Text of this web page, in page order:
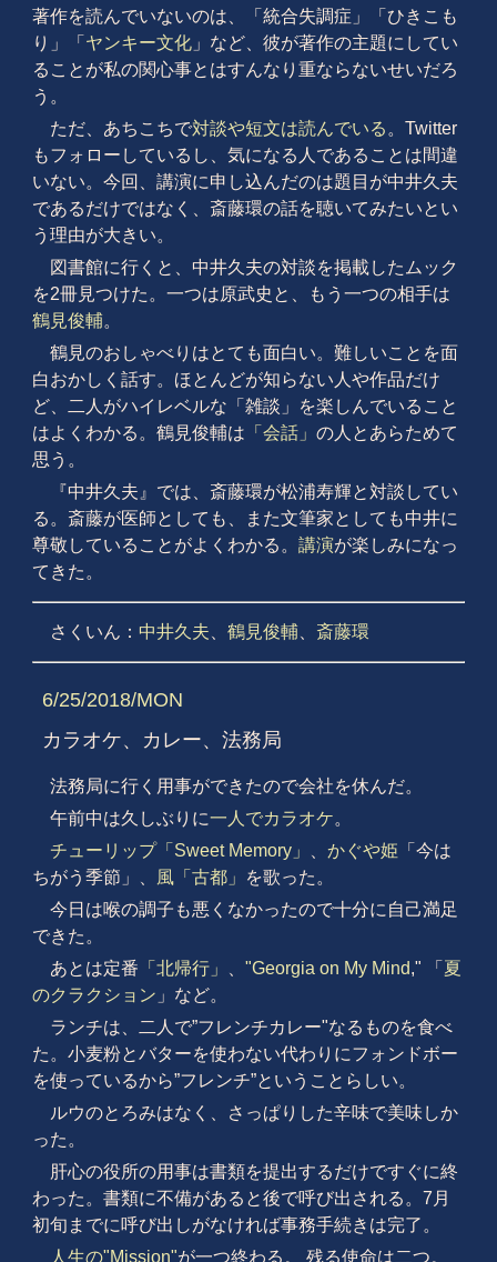
著作を読んでいないのは、「統合失調症」「ひきこも
り」「 ヤンキー文化」など、彼が著作の主題にしてい
ることが私の関心事とはすんなり重ならないせいだろ
う。
ただ、あちこちで対談や短文は読んでいる 。Twitter
もフォローしているし、気になる人であることは間違
いない。今回、講演に申し込んだのは題目が中井久夫
であるだけではなく、斎藤環の話を聴いてみたいとい
う理由が大きい。
図書館に行くと、中井久夫の対談を掲載したムック
を2冊見つけた。一つは原武史と、もう一つの相手は
鶴見俊輔。
鶴見のおしゃべりはとても面白い。難しいことを面
白おかしく話す。ほとんどが知らない人や作品だけ
ど、二人がハイレベルな「雑談」を楽しんでいること
はよくわかる。鶴見俊輔は 「会話」 の人とあらためて
思う。
『中井久夫』では、斎藤環が松浦寿輝と対談してい
る。斎藤が医師としても、また文筆家としても中井に
尊敬していることがよくわかる。 講演が楽しみになっ
てきた。
さくいん： 中井久夫 鶴見俊輔、 斎藤環
6/25/2018/MON
カラオケ、カレー、法務局
法務局に行く用事ができたので会社を休んだ。
午前中は久しぶりに一人でカラオケ。
チューリップ「Sweet Memory」
かぐや姫 「今は
ちがう季節」、
風「古都」
を歌った。
今日は喉の調子も悪くなかったので十分に自己満足
できた。
あとは定番 「北帰行」 "Georgia on My Mind," 「 夏
のクラクション 」など。
ランチは、二人で”フレンチカレー"なるものを食べ
た。小麦粉とバターを使わない代わりにフォンドボー
を使っているから”フレンチ”ということらしい。
ルウのとろみはなく、さっぱりした辛味で美味しか
った。
肝心の役所の用事は書類を提出するだけですぐに終
わった。書類に不備があると後で呼び出される。7月
初旬までに呼び出しがなければ事務手続きは完了。
人生の"Mission"が一つ終わる。 残る使命は二つ。